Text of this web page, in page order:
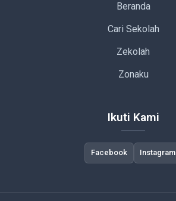
Beranda
Cari Sekolah
Zekolah
Zonaku
Ikuti Kami
Facebook Instagram